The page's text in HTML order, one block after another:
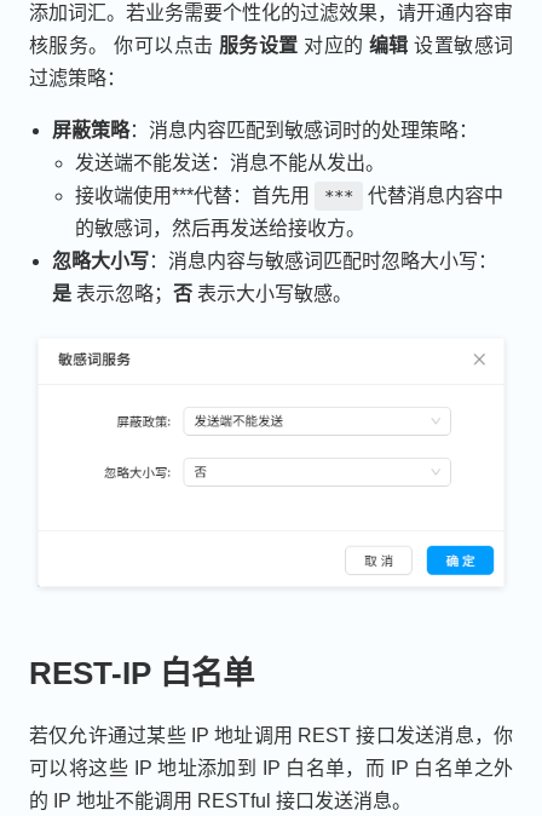
添加词汇。若业务需要个性化的过滤效果，请开通内容审
核服务。 你可以点击 服务设置 对应的 编辑 设置敏感词
过滤策略：
屏蔽策略：消息内容匹配到敏感词时的处理策略：
发送端不能发送：消息不能从发出。
接收端使用***代替：首先用
***
代替消息内容中
的敏感词，然后再发送给接收方。
忽略大小写：消息内容与敏感词匹配时忽略大小写：
是 表示忽略；否 表示大小写敏感。
REST-IP 白名单
若仅允许通过某些 IP 地址调用 REST 接口发送消息，你
可以将这些 IP 地址添加到 IP 白名单，而 IP 白名单之外
的 IP 地址不能调用 RESTful 接口发送消息。